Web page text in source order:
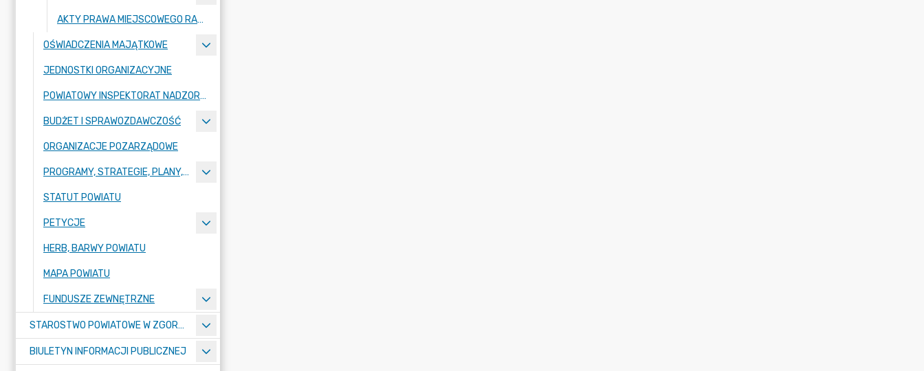
AKTY PRAWA MIEJSCOWEGO RADY POWIATU ZGORZELECKIEGO
OŚWIADCZENIA MAJĄTKOWE
JEDNOSTKI ORGANIZACYJNE
POWIATOWY INSPEKTORAT NADZORU BUDOWLANEGO
BUDŻET I SPRAWOZDAWCZOŚĆ
ORGANIZACJE POZARZĄDOWE
PROGRAMY, STRATEGIE, PLANY, RAPORTY
STATUT POWIATU
PETYCJE
HERB, BARWY POWIATU
MAPA POWIATU
FUNDUSZE ZEWNĘTRZNE
STAROSTWO POWIATOWE W ZGORZELCU
BIULETYN INFORMACJI PUBLICZNEJ